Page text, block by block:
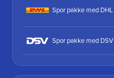
Spor pakke med DHL
Spor pakke med DSV